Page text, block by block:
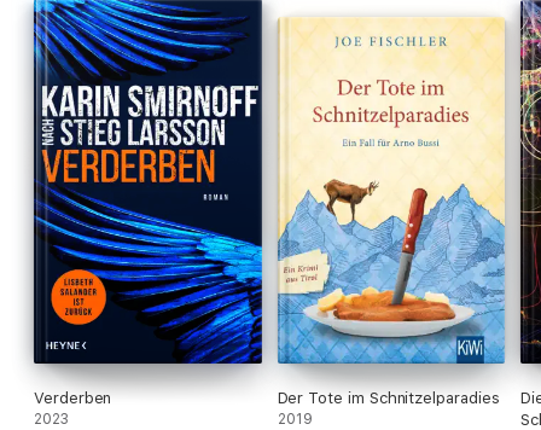
Verderben
2023
Der Tote im Schnitzelparadies
2019